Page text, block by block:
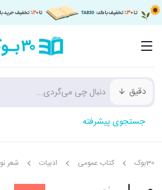
دقیق
جستجوی پیشرفته
30بوک کتاب عمومی ادبیات شعر نو